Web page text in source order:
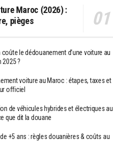
Maroc (2026) :
pièges
le dédouanement d’une voiture au
2025 ?
voiture au Maroc : étapes, taxes et
officiel
de véhicules hybrides et électriques au
que dit la douane
+5 ans : règles douanières & coûts au